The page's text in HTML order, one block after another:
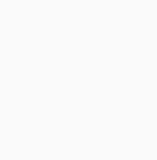
지의 이동 조건을 가격과 함께 비교하는